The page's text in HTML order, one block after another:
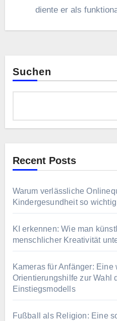
diente er als
Suchen
Recent Posts
Warum verlässliche
Kindergesundheit so
KI erkennen: Wie man
menschlicher Kreativität
Kameras für Anfänger:
Orientierungshilfe zur Wahl
Einstiegsmodells
Fußball als Religion: Eine